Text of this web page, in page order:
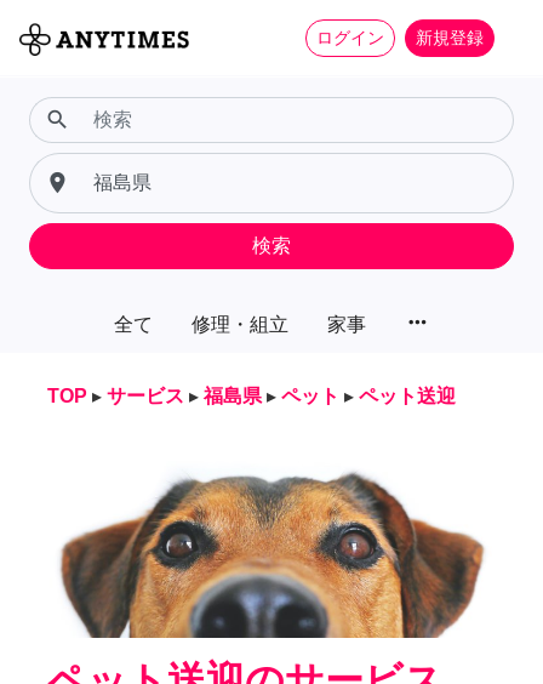
ログイン 新規登録
全て 修理・組立 家事 more_horiz
search
place
検索
TOP ▸ サービス ▸ 福島県 ▸ ペット ▸ ペット送迎